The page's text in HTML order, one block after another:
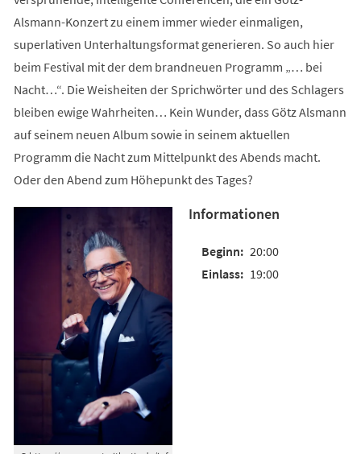
Alsmann-Konzert zu einem immer wieder einmaligen,
superlativen Unterhaltungsformat generieren. So auch hier
beim Festival mit der dem brandneuen Programm „… bei
Nacht…“. Die Weisheiten der Sprichwörter und des Schlagers
bleiben ewige Wahrheiten… Kein Wunder, dass Götz Alsmann
auf seinem neuen Album sowie in seinem aktuellen
Programm die Nacht zum Mittelpunkt des Abends macht.
Oder den Abend zum Höhepunkt des Tages?
Informationen
20:00
19:00